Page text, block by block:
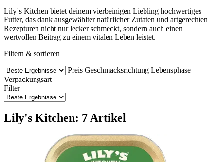
Lily´s Kitchen bietet deinem vierbeinigen Liebling hochwertiges
Futter, das dank ausgewählter natürlicher Zutaten und artgerechten
Rezepturen nicht nur lecker schmeckt, sondern auch einen
wertvollen Beitrag zu einem vitalen Leben leistet.
Filtern & sortieren
Preis Geschmacksrichtung Lebensphase
Verpackungsart
Filter
Lily's Kitchen: 7 Artikel